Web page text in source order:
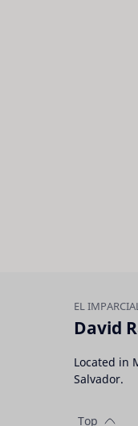
David
Located in
Salvador.